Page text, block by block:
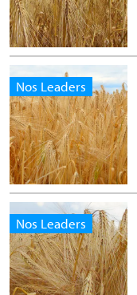
Nos Leaders
Nos Leaders